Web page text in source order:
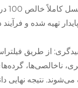
تهیه شده و
از طریق
ناخالصی‌ها،
نتیجه نهایی